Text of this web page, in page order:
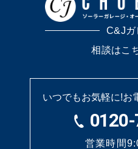
C&Jガ
相談はこ
いつでもお気軽に!お
営業時間